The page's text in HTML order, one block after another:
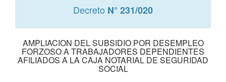
Decreto N° 231/020
AMPLIACION DEL SUBSIDIO POR DESEMPLEO
FORZOSO A TRABAJADORES DEPENDIENTES
AFILIADOS A LA CAJA NOTARIAL DE SEGURIDAD
SOCIAL